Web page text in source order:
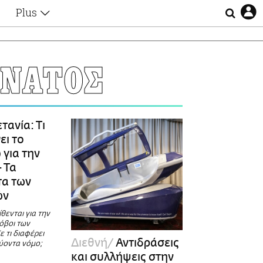
Plus
Αφιερώματα
Ζώδια
Οι Αθηναίοι
Απώλειες
Lgbtqi+
Τι
το
την
Τα
των
για την
των
τι διαφέρει
νόμο;
Διεθνή Αντιδράσεις
και συλλήψεις στην